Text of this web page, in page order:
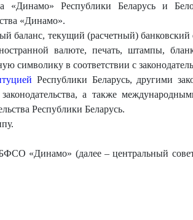
«Динамо» Республики Беларусь и
«Динамо».
текущий (расчетный) банковский
валюте, печать, штампы,
символику в соответствии с
Республики Беларусь, другими
а также
Республики Беларусь.
«Динамо» (далее – центральный